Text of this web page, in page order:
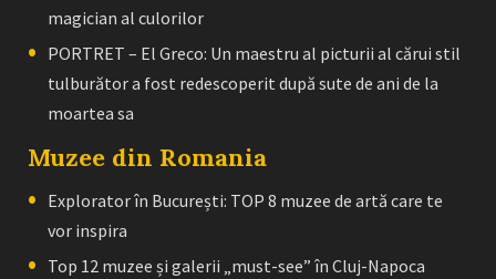
magician al culorilor
PORTRET – El Greco: Un maestru al picturii al cărui stil
tulburător a fost redescoperit după sute de ani de la
moartea sa
Muzee din Romania
Explorator în București: TOP 8 muzee de artă care te
vor inspira
Top 12 muzee și galerii „must-see” în Cluj-Napoca